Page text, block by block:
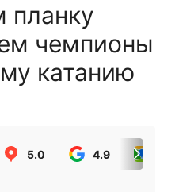
чемпионы
катанию
5.0 4.9